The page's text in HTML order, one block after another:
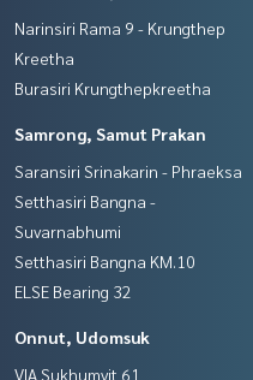
Narinsiri Rama 9 - Krungthep
Kreetha
Burasiri Krungthepkreetha
Samrong, Samut Prakan
Saransiri Srinakarin - Phraeksa
Setthasiri Bangna -
Suvarnabhumi
Setthasiri Bangna KM.10
ELSE Bearing 32
Onnut, Udomsuk
VIA Sukhumvit 61